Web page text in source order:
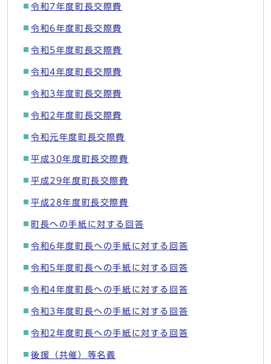
令和7年度町長交際費
令和6年度町長交際費
令和5年度町長交際費
令和4年度町長交際費
令和3年度町長交際費
令和2年度町長交際費
令和元年度町長交際費
平成30年度町長交際費
平成29年度町長交際費
平成28年度町長交際費
町長への手紙に対する回答
令和6年度町長への手紙に対する回答
令和5年度町長への手紙に対する回答
令和4年度町長への手紙に対する回答
令和3年度町長への手紙に対する回答
令和2年度町長への手紙に対する回答
後援（共催）等名義